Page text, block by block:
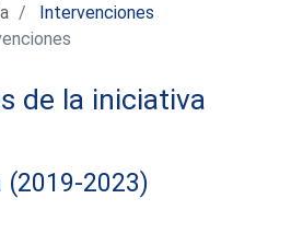
Intervenciones
de la iniciativa
2023)